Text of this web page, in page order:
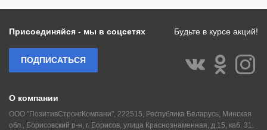
О компании
ООО "ПозитивСтронгКомпани", 222515, Республика Беларусь, Минская
обл., Борисовский р-н, г. Борисов, улица Краснознаменная, д.15, каб. 31.
Присоединяйся - мы в соцсетях Будьте в курсе акций!
ПОДПИСАТЬСЯ